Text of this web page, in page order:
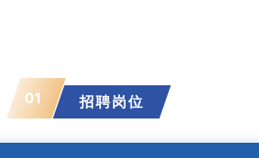
01 招聘岗位